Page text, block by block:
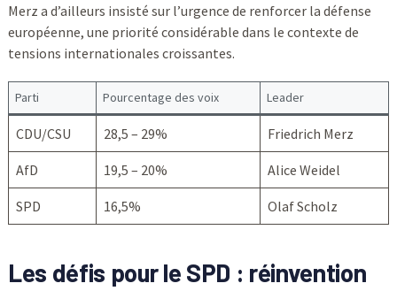
Merz a d’ailleurs insisté sur l’urgence de renforcer la défense
européenne, une priorité considérable dans le contexte de
tensions internationales croissantes.
Parti Pourcentage des voix Leader
CDU/CSU 28,5 – 29% Friedrich Merz
AfD 19,5 – 20% Alice Weidel
SPD 16,5% Olaf Scholz
Les défis pour le SPD : réinvention